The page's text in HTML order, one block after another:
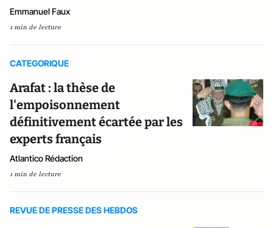
Emmanuel Faux
1 min de lecture
CATEGORIQUE
Arafat : la thèse de
l'empoisonnement
définitivement écartée par les
experts français
Atlantico Rédaction
1 min de lecture
REVUE DE PRESSE DES HEBDOS